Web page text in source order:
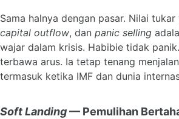
Sama halnya dengan pasar. Nilai
capital outflow, dan panic selling
wajar dalam krisis. Habibie tidak
terbawa arus. Ia tetap tenang
termasuk ketika IMF dan dunia
Soft Landing— Pemulihan